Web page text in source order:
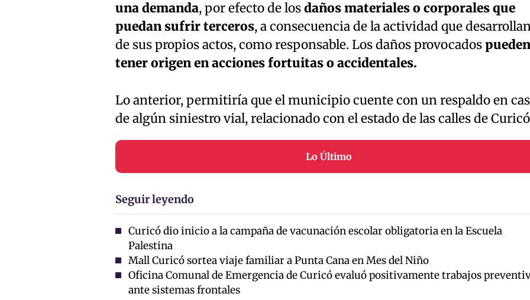
una demanda, por efecto de losdaños materiales o corporales que
puedan sufrir terceros, a consecuencia de la actividad que
de sus propios actos, como responsable. Los daños provocadospueden
tener origen en acciones fortuitas o accidentales.
Lo anterior, permitiría que el municipio cuente con un respaldo en
de algún siniestro vial, relacionado con el estado de las calles de
Lo Último
Seguir leyendo
Curicó dio inicio a la campaña de vacunación escolar obligatoria en la Escuela
Palestina
Mall Curicó sortea viaje familiar a Punta Cana en Mes del Niño
Oficina Comunal de Emergencia de Curicó evaluó positivamente trabajos
ante sistemas frontales